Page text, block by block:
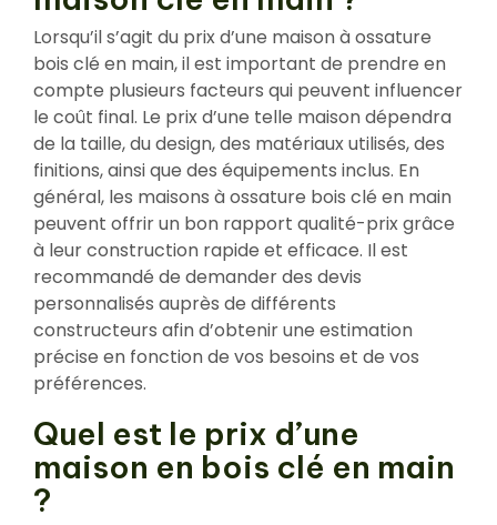
Lorsqu’il s’agit du prix d’une maison à ossature
bois clé en main, il est important de prendre en
compte plusieurs facteurs qui peuvent influencer
le coût final. Le prix d’une telle maison dépendra
de la taille, du design, des matériaux utilisés, des
finitions, ainsi que des équipements inclus. En
général, les maisons à ossature bois clé en main
peuvent offrir un bon rapport qualité-prix grâce
à leur construction rapide et efficace. Il est
recommandé de demander des devis
personnalisés auprès de différents
constructeurs afin d’obtenir une estimation
précise en fonction de vos besoins et de vos
préférences.
Quel est le prix d’une
maison en bois clé en main
?